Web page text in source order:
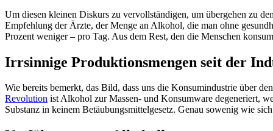
Um diesen kleinen Diskurs zu vervollständigen, um übergehen zu
Empfehlung der Ärzte, der Menge an Alkohol, die man ohne
Prozent weniger – pro Tag. Aus dem Rest, den die Menschen
Irrsinnige Produktionsmengen seit der
Wie bereits bemerkt, das Bild, dass uns die Konsumindustrie über
Revolution ist Alkohol zur Massen- und Konsumware degeneriert,
Substanz in keinem Betäubungsmittelgesetz. Genau sowenig wie